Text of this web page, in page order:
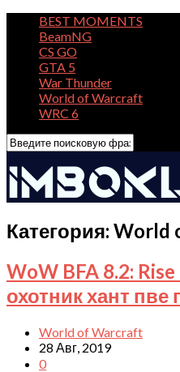
BEST MOMENTS
BeamNG
CS GO
GTA 5
War Thunder
World of Warcraft
WRC 6
Категория: World
WoW BFA 8.2:
охотник хант пве
World of Warcraft
28 Авг, 2019
0